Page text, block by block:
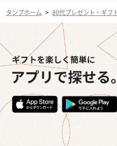
タンプホーム > 80代プレゼント・ギフ